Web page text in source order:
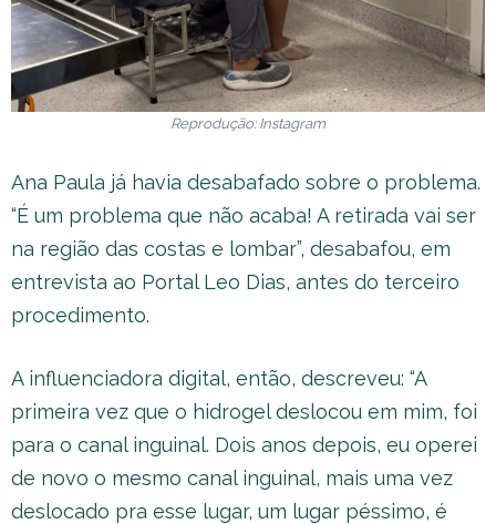
Reprodução: Instagram
Ana Paula já havia desabafado sobre o problema.
“É um problema que não acaba! A retirada vai ser
na região das costas e lombar”, desabafou, em
entrevista ao Portal Leo Dias, antes do terceiro
procedimento.
A influenciadora digital, então, descreveu: “A
primeira vez que o hidrogel deslocou em mim, foi
para o canal inguinal. Dois anos depois, eu operei
de novo o mesmo canal inguinal, mais uma vez
deslocado pra esse lugar, um lugar péssimo, é